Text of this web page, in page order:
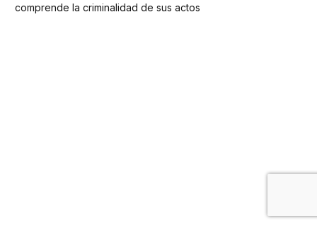
comprende la criminalidad de sus actos